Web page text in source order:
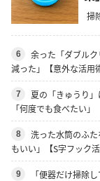
掃
6
余った「ダブル
減った」【意外な活用
7
夏の「きゅうり
「何度でも食べたい」
8
洗った水筒のふ
もいい」【S字フック活
9
「便器だけ掃除